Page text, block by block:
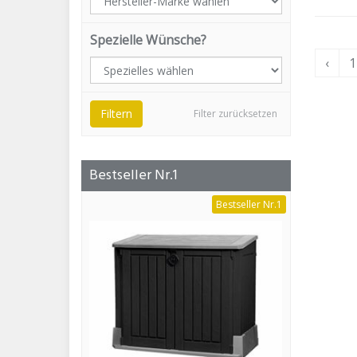
‹ 1
Spezielle Wünsche?
Filter zurücksetzen
Filtern
Bestseller Nr.1
Bestseller Nr.1